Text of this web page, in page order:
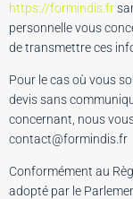
https://formindis.fr
personnelle vous
de transmettre ces
Pour le cas où vous
devis sans
concernant, nous
contact@formindis.fr
Conformément au
adopté par le